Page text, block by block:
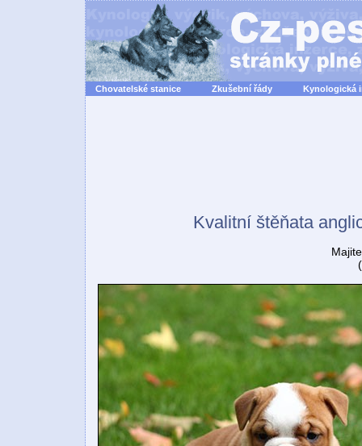
Chovatelské stanice Zkušební řády Kynologická
Kvalitní štěňata